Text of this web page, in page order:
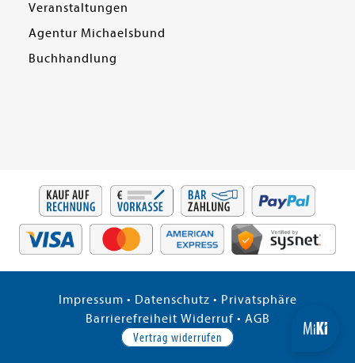
Veranstaltungen
Agentur Michaelsbund
Buchhandlung
Impressum • Datenschutz • Privatsphäre
Barrierefreiheit Widerruf• AGB
Vertrag widerrufen